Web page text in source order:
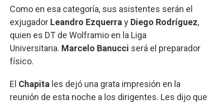
Como en esa categoría, sus asistentes serán el
exjugador Leandro Ezquerra y Diego Rodríguez,
quien es DT de Wolframio en la Liga
Universitaria. Marcelo Banucci será el preparador
físico.
El Chapita les dejó una grata impresión en la
reunión de esta noche a los dirigentes. Les dijo que